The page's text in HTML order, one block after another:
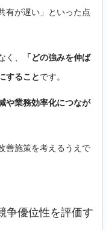
有が遅い」といった点
、
「どの強みを伸ば
することです。
や業務効率化につなが
善施策を考えるうえで
争優位性を評価す